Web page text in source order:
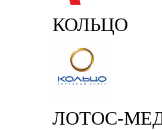
КОЛЬЦО
ЛОТОС-